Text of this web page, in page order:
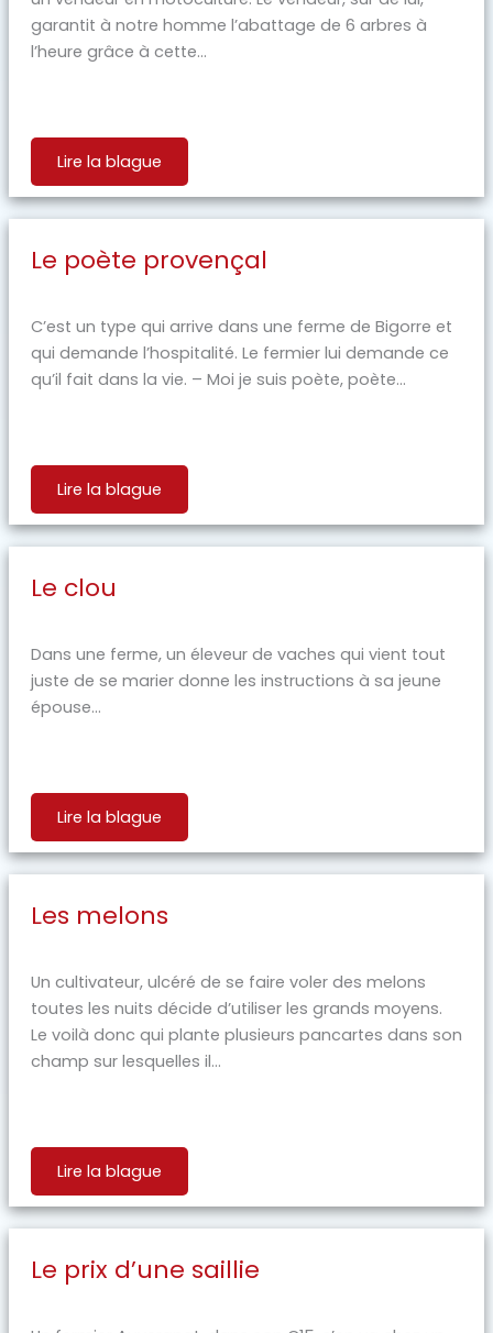
garantit à notre homme l’abattage de 6 arbres à
l’heure grâce à cette...
Lire la blague
Le poète provençal
C’est un type qui arrive dans une ferme de Bigorre et
qui demande l’hospitalité. Le fermier lui demande ce
qu’il fait dans la vie. – Moi je suis poète, poète...
Lire la blague
Le clou
Dans une ferme, un éleveur de vaches qui vient tout
juste de se marier donne les instructions à sa jeune
épouse...
Lire la blague
Les melons
Un cultivateur, ulcéré de se faire voler des melons
toutes les nuits décide d’utiliser les grands moyens.
Le voilà donc qui plante plusieurs pancartes dans son
champ sur lesquelles il...
Lire la blague
Le prix d’une saillie